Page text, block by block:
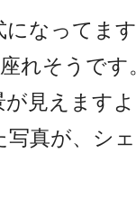
になってま
れそうです
見えます
写真が、シ